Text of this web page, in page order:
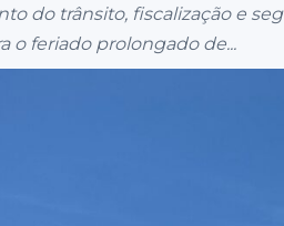
do trânsito, fiscalização e
o feriado prolongado de...